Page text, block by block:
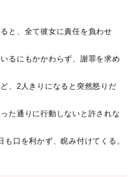
と、全て彼女に責任を負わせ
るにもかかわらず、謝罪を求め
、2人きりになると突然怒りだ
た通りに行動しないと許されな
口を利かず、睨み付けてくる。